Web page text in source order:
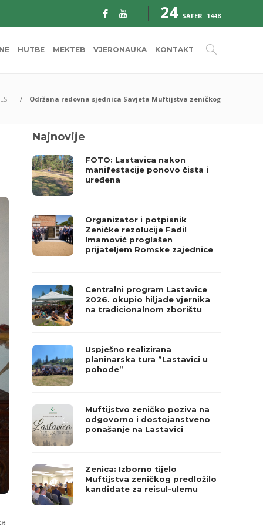
24 SAFER 1448
HUTBE MEKTEB VJERONAUKA KONTAKT
Održana redovna sjednica Savjeta Muftijstva zeničkog
Najnovije
FOTO: Lastavica nakon
manifestacije ponovo čista i
uređena
Organizator i potpisnik
Zeničke rezolucije Fadil
Imamović proglašen
prijateljem Romske zajednice
Centralni program Lastavice
2026. okupio hiljade vjernika
na tradicionalnom zborištu
Uspješno realizirana
planinarska tura ”Lastavici u
pohode”
Muftijstvo zeničko poziva na
odgovorno i dostojanstveno
ponašanje na Lastavici
Zenica: Izborno tijelo
Muftijstva zeničkog predložilo
kandidate za reisul-ulemu